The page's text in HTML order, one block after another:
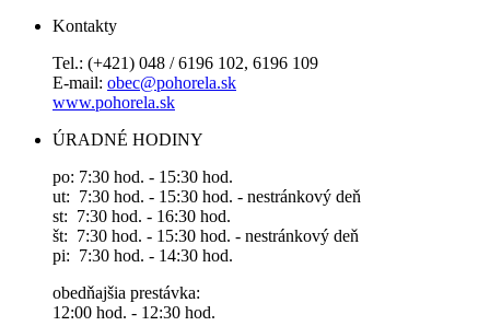
Kontakty
Tel.: (+421) 048 / 6196 102, 6196 109
E-mail: obec@pohorela.sk
www.pohorela.sk
ÚRADNÉ HODINY
po: 7:30 hod. - 15:30 hod.
ut: 7:30 hod. - 15:30 hod. - nestránkový deň
st: 7:30 hod. - 16:30 hod.
št: 7:30 hod. - 15:30 hod. - nestránkový deň
pi: 7:30 hod. - 14:30 hod.
obedňajšia prestávka:
12:00 hod. - 12:30 hod.